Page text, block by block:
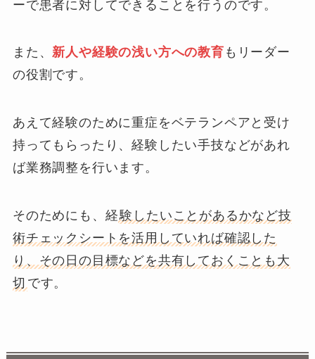
ーで患者に対してできることを行うのです。
また、新人や経験の浅い方への教育 もリーダー
の役割です。
あえて経験のために重症をベテランペアと受け
持ってもらったり、経験したい手技などがあれ
ば業務調整を行います。
そのためにも、経験したいことがあるかなど技
術チェックシートを活用していれば確認した
り、その日の目標などを共有しておくことも大
切 です。